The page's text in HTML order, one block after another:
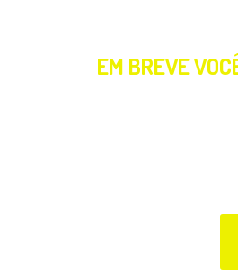
EM BREVE